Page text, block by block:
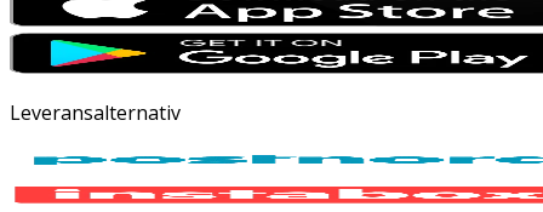
Leveransalternativ